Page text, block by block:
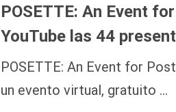
POSETTE: An Event
YouTube las 44
POSETTE: An Event for
un evento virtual, gratuito …